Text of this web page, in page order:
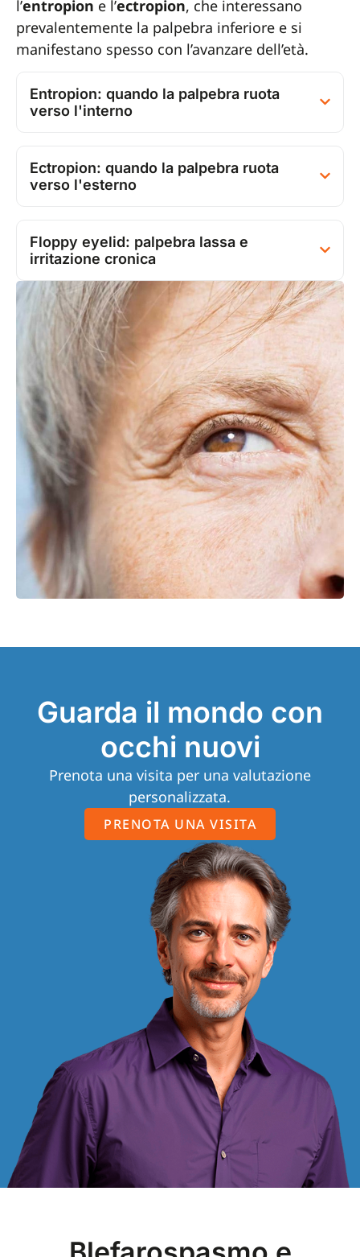
l’entropion e l’ectropion, che interessano
prevalentemente la palpebra inferiore e si
manifestano spesso con l’avanzare dell’età.
Entropion: quando la palpebra ruota
verso l'interno
Ectropion: quando la palpebra ruota
verso l'esterno
Floppy eyelid: palpebra lassa e
irritazione cronica
Guarda il mondo con
occhi nuovi
Prenota una visita per una valutazione
personalizzata.
PRENOTA UNA VISITA